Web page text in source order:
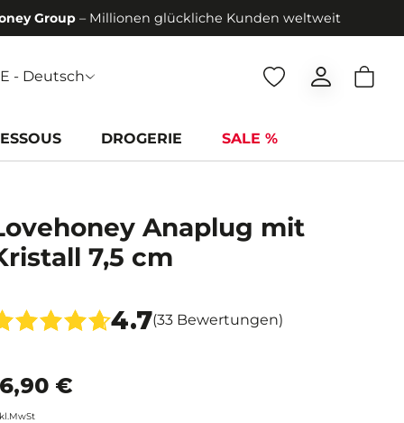
– Millionen glückliche Kunden weltweit
DE - Deutsch
DROGERIE SALE %
Anaplug mit
7,5 cm
4.7(33 Bewertungen)
€